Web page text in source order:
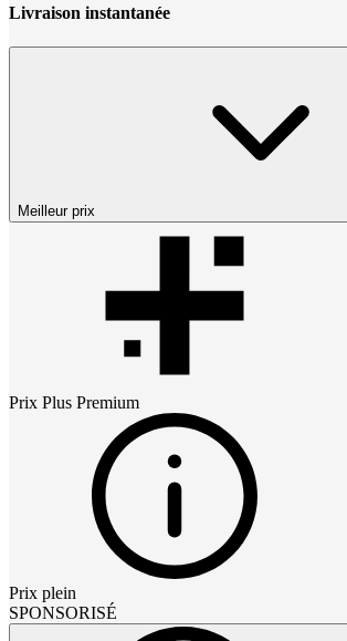
Livraison instantanée
Meilleur prix
Prix Plus Premium
Prix plein
SPONSORISÉ